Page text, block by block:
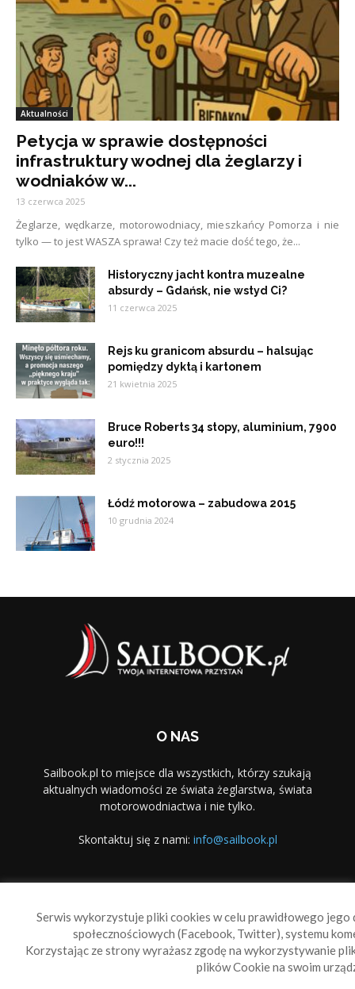
Aktualności
Petycja w sprawie dostępności
infrastruktury wodnej dla żeglarzy i
wodniaków w...
13 czerwca 2025
Żeglarze, wędkarze, motorowodniacy, mieszkańcy Pomorza i nie
tylko — to jest WASZA sprawa! Czy też macie dość tego, że...
Historyczny jacht kontra muzealne
absurdy – Gdańsk, nie wstyd Ci?
11 czerwca 2025
Rejs ku granicom absurdu – halsując
pomiędzy dyktą i kartonem
21 kwietnia 2025
Bruce Roberts 34 stopy, aluminium, 7900
euro!!!
2 stycznia 2025
Łódź motorowa – zabudowa 2015
10 grudnia 2024
O NAS
Sailbook.pl to miejsce dla wszystkich, którzy szukają
aktualnych wiadomości ze świata żeglarstwa, świata
motorowodniactwa i nie tylko.
Skontaktuj się z nami: info@sailbook.pl
Serwis wykorzystuje pliki cookies w celu prawidłowego
społecznościowych (Facebook, Twitter), systemu
Korzystając ze strony wyrażasz zgodę na wykorzystywanie
plików Cookie na swoim